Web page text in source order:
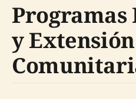
Programas
y Extensión